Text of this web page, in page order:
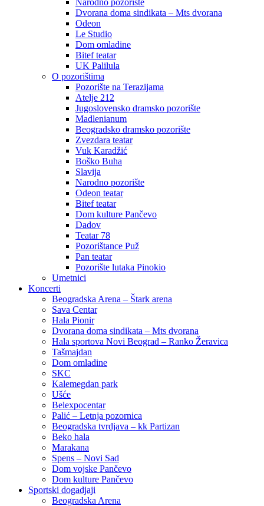
Narodno pozorište
Dvorana doma sindikata – Mts dvorana
Odeon
Le Studio
Dom omladine
Bitef teatar
UK Palilula
O pozorištima
Pozorište na Terazijama
Atelje 212
Jugoslovensko dramsko pozorište
Madlenianum
Beogradsko dramsko pozorište
Zvezdara teatar
Vuk Karadžić
Boško Buha
Slavija
Narodno pozorište
Odeon teatar
Bitef teatar
Dom kulture Pančevo
Dadov
Teatar 78
Pozorištance Puž
Pan teatar
Pozorište lutaka Pinokio
Umetnici
Koncerti
Beogradska Arena – Štark arena
Sava Centar
Hala Pionir
Dvorana doma sindikata – Mts dvorana
Hala sportova Novi Beograd – Ranko Žeravica
Tašmajdan
Dom omladine
SKC
Kalemegdan park
Ušće
Belexpocentar
Palić – Letnja pozornica
Beogradska tvrdjava – kk Partizan
Beko hala
Marakana
Spens – Novi Sad
Dom vojske Pančevo
Dom kulture Pančevo
Sportski dogadjaji
Beogradska Arena